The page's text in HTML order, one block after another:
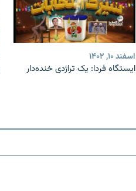
اسفند ۱۰, ۱۴۰۲
ایستگاه فردا: یک تراژدی خنده‌دار